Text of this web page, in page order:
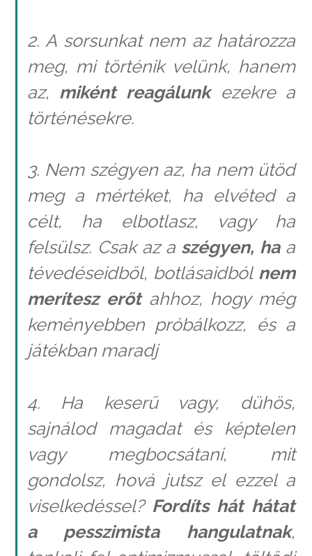
2. A sorsunkat nem az határozza
meg, mi történik velünk, hanem
az, miként reagálunkezekre a
történésekre.
3. Nem szégyen az, ha nem ütöd
meg a mértéket, ha elvéted a
célt, ha elbotlasz, vagy ha
felsülsz. Csak az a szégyen, haa
tévedéseidből, botlásaidból nem
merítesz erőtahhoz, hogy még
keményebben próbálkozz, és a
játékban maradj
4. Ha keserű vagy, dühös,
sajnálod magadat és képtelen
vagy megbocsátani, mit
gondolsz, hová jutsz el ezzel a
viselkedéssel? Fordíts hát hátat
a pesszimista hangulatnak,